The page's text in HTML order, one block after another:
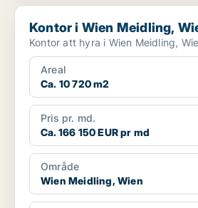
Kontor i Wien Meidling, Wien
Kontor i Wien Meidling,
Kontor att hyra i Wien Meidling,
Areal
Ca. 10 720 m2
Pris pr. md.
Ca. 166 150 EUR pr md
Område
Wien Meidling, Wien